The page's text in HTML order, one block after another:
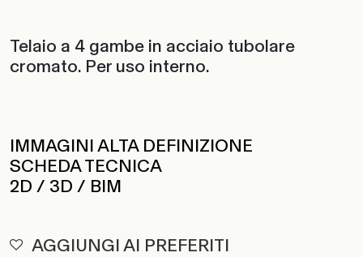
Telaio a 4 gambe in acciaio tubolare
cromato. Per uso interno.
IMMAGINI ALTA DEFINIZIONE
SCHEDA TECNICA
2D / 3D / BIM
AGGIUNGI AI PREFERITI